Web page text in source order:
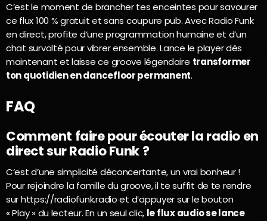
C’est le moment de brancher tes enceintes pour savourer
ce flux 100 % gratuit et sans coupure pub. Avec Radio Funk
en direct, profite d’une programmation humaine et d’un
chat survolté pour vibrer ensemble. Lance le player dès
maintenant et laisse ce groove légendaire transformer
ton quotidien en dancefloor permanent.
FAQ
Comment faire pour écouter la radio en
direct sur Radio Funk ?
C’est d’une simplicité déconcertante, un vrai bonheur !
Pour rejoindre la famille du groove, il te suffit de te rendre
sur https://radiofunk.radio et d’appuyer sur le bouton
« Play » du lecteur. En un seul clic, le flux audio se lance